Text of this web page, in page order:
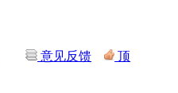
意见反馈 顶